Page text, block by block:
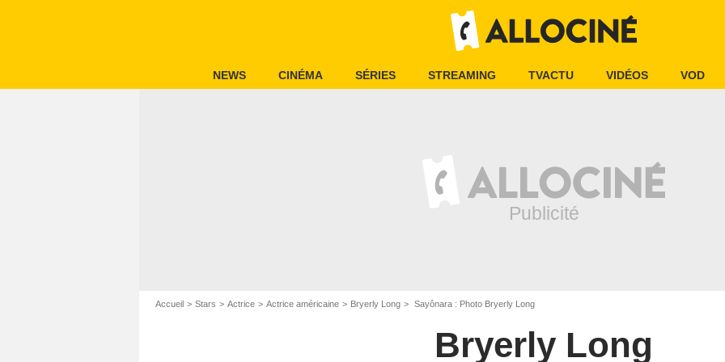
NEWS CINÉMA SÉRIES STREAMING TVACTU VIDÉOS VOD
Accueil Stars Actrice Actrice américaine Bryerly Long Sayônara : Photo Bryerly Long
Bryerly Long